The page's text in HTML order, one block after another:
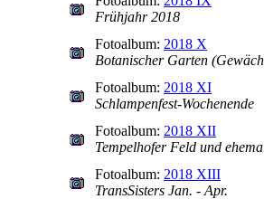
Frühjahr 2018
Fotoalbum: 2018 X
Botanischer Garten
Fotoalbum: 2018 XI
Schlampenfest-Wochenende
Fotoalbum: 2018 XII
Tempelhofer Feld und
Fotoalbum: 2018 XIII
TransSisters Jan. - Apr.